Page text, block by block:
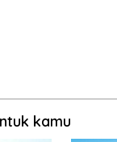
kamu